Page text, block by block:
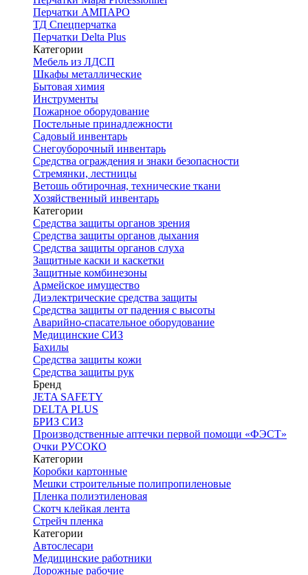
Перчатки АМПАРО
ТД Спецперчатка
Перчатки Delta Plus
Категории
Мебель из ЛДСП
Шкафы металлические
Бытовая химия
Инструменты
Пожарное оборудование
Постельные принадлежности
Садовый инвентарь
Снегоуборочный инвентарь
Средства ограждения и знаки безопасности
Стремянки, лестницы
Ветошь обтирочная, технические ткани
Хозяйственный инвентарь
Категории
Средства защиты органов зрения
Средства защиты органов дыхания
Средства защиты органов слуха
Защитные каски и каскетки
Защитные комбинезоны
Армейское имущество
Диэлектрические средства защиты
Средства защиты от падения с высоты
Аварийно-спасательное оборудование
Медицинские СИЗ
Бахилы
Средства защиты кожи
Средства защиты рук
Бренд
JETA SAFETY
DELTA PLUS
БРИЗ СИЗ
Производственные аптечки первой помощи «ФЭСТ»
Очки РУСОКО
Категории
Коробки картонные
Мешки строительные полипропиленовые
Пленка полиэтиленовая
Скотч клейкая лента
Стрейч пленка
Категории
Автослесари
Медицинские работники
Дорожные рабочие